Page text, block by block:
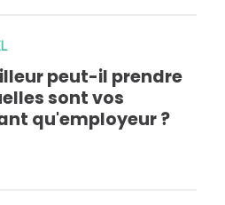
peut-il prendre
sont vos
qu'employeur ?